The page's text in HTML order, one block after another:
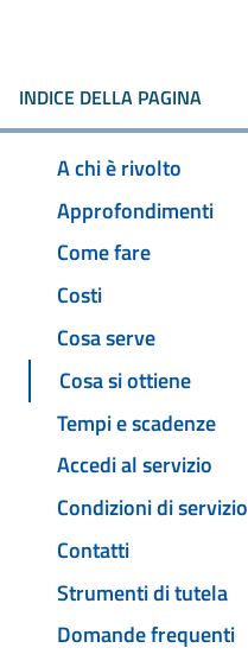
INDICE DELLA PAGINA
A chi è rivolto
Approfondimenti
Come fare
Costi
Cosa serve
Cosa si ottiene
Tempi e scadenze
Accedi al servizio
Condizioni di servizio
Contatti
Strumenti di tutela
Domande frequenti